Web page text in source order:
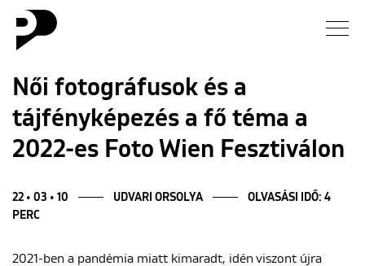
Hírek
Galéria
Blog
Női fotográfusok és a
tájfényképezés a fő téma a
2022-es Foto Wien Fesztiválon
22 • 03 • 10 UDVARI ORSOLYA
OLVASÁSI IDŐ: 4
PERC
2021-ben a pandémia miatt kimaradt, idén viszont újra